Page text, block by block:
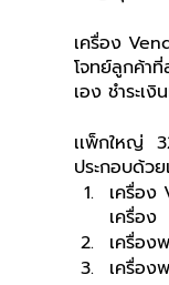
เครื่อง
โจทย์ลูกค้าที่
เอง ชำระเ
เเพ็กใหญ่
ประกอบด้วย
เครื่อง
เครื่อง
เครื่อง
เครื่อง